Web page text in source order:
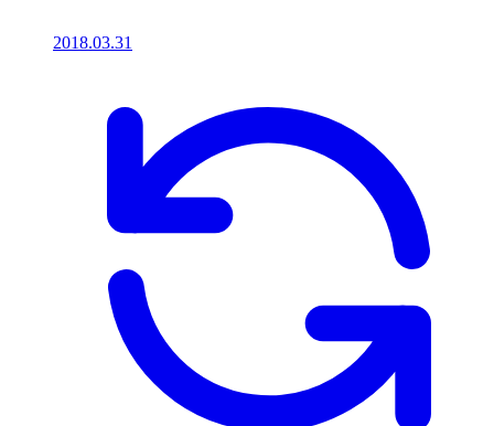
2018.03.31